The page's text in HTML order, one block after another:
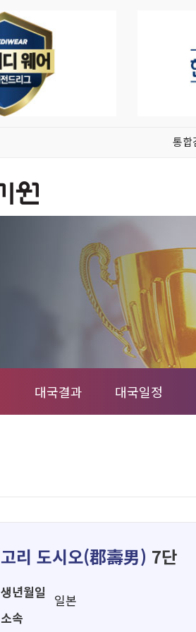
통합
대국결과 대국일정
고리 도시오(郡壽男) 7단
생년월일
소속
일본